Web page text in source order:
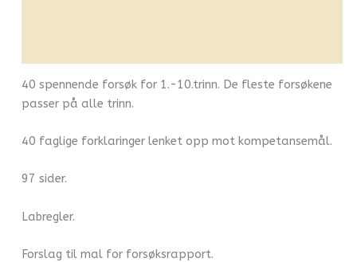
40 spennende forsøk for 1.-10.trinn. De fleste forsøkene
passer på alle trinn.
40 faglige forklaringer lenket opp mot kompetansemål.
97 sider.
Labregler.
Forslag til mal for forsøksrapport.